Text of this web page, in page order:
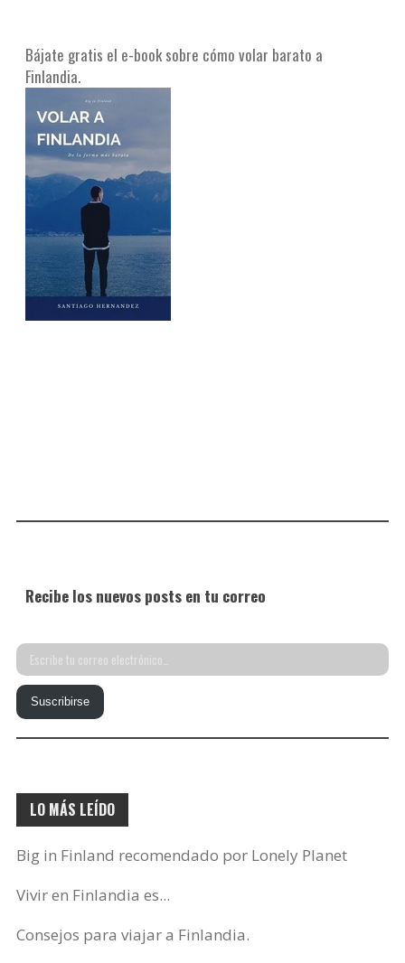
Bájate gratis el e-book sobre cómo volar barato a
Finlandia.
Recibe los nuevos posts en tu correo
Escribe
tu
correo
electrónico…
Suscribirse
LO MÁS LEÍDO
Big in Finland recomendado por Lonely Planet
Vivir en Finlandia es...
Consejos para viajar a Finlandia.